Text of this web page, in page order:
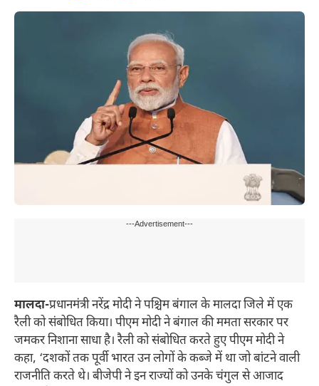
---Advertisement---
मालदा-प्रधानमंत्री नरेंद्र मोदी ने पश्चिम बंगाल के मालदा जिले में एक
रैली को संबोधित किया। पीएम मोदी ने बंगाल की ममता सरकार पर
जमकर निशाना साधा है। रैली को संबोधित करते हुए पीएम मोदी ने
कहा, ‘दशकों तक पूर्वी भारत उन लोगों के कब्जे में था जो बांटने वाली
राजनीति करते थे। बीजेपी ने इन राज्यों को उनके चंगुल से आजाद